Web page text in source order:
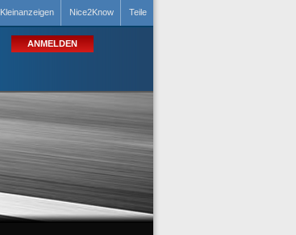
Kleinanzeigen Nice2Know Teile